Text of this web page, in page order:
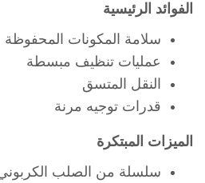
الرئيسية
سلامة المكونات المحفوظة
عمليات تنظيف مبسطة
النقل المتسق
قدرات توجيه مرنة
المبتكرة
سلسلة من الصلب الكربوني مع